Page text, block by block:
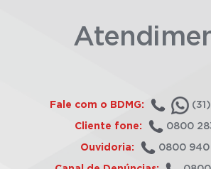
Fale com o BDMG:
Cliente fone: 0800
Ouvidoria: 0800 940